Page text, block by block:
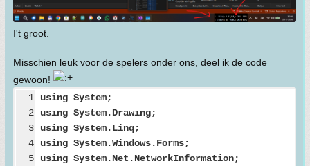
I't groot.
Misschien leuk voor de spelers onder ons, deel ik de code
gewoon!
1
2
3
4
5
using System;
using System.Drawing;
using System.Linq;
using System.Windows.Forms;
using System.Net.NetworkInformation;